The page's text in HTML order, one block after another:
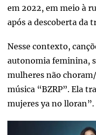
em 2022, em meio à
após a descoberta da
Nesse contexto,
autonomia feminina,
mulheres não
música “BZRP”. Ela
mujeres ya no lloran”.